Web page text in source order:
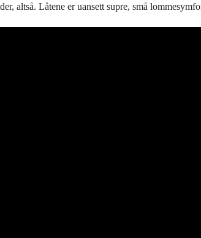
der, altså. Låtene er uansett supre, små